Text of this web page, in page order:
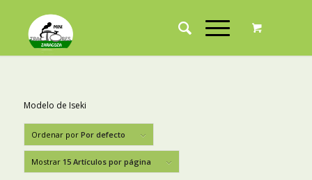
Modelo de Iseki
Ordenar por Por defecto
Mostrar 15 Artículos por página